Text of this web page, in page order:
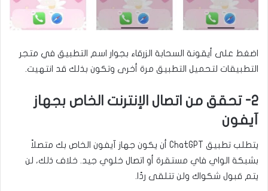
اضغط على أيقونة السحابة الزرقاء بجوار اسم التطبيق في متجر
التطبيقات لتحميل التطبيق مرة أخرى وتكون بذلك قد انتهيت.
2- تحقق من اتصال الإنترنت الخاص بجهاز
آيفون
يتطلب تطبيق ChatGPT أن يكون جهاز آيفون الخاص بك متصلاً
بشبكة الواي فاي مستقرة أو اتصال خلوي جيد. خلاف ذلك، لن
يتم قبول شكواك ولن تتلقى ردًا.